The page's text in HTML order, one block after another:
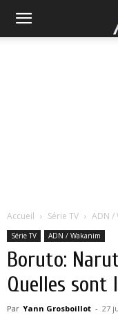
Accueil Série TV ADN /
Série TV ADN / Wakanim
Boruto:
Quelles sont
Par Yann Grosboillot - 27